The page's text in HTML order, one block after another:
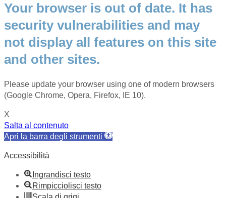
Your browser is out of date. It has
security vulnerabilities and may
not display all features on this site
and other sites.
Please update your browser using one of modern browsers
(Google Chrome, Opera, Firefox, IE 10).
X
Salta al contenuto
Apri la barra degli strumenti
Accessibilità
Ingrandisci testo
Rimpicciolisci testo